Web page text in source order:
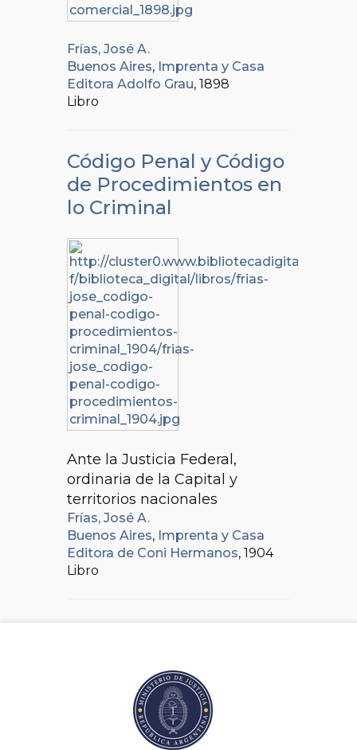
Frías, José A.
Buenos Aires, Imprenta y Casa
Editora Adolfo Grau, 1898
Libro
Código Penal y Código
de Procedimientos en
lo Criminal
Ante la Justicia Federal,
ordinaria de la Capital y
territorios nacionales
Frías, José A.
Buenos Aires, Imprenta y Casa
Editora de Coni Hermanos, 1904
Libro